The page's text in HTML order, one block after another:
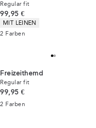
Regular fit
Preis
99,95 €
Produkteigenschaften
MIT LEINEN
2 Farben
Freizeithemd
Regular fit
Preis
99,95 €
2 Farben